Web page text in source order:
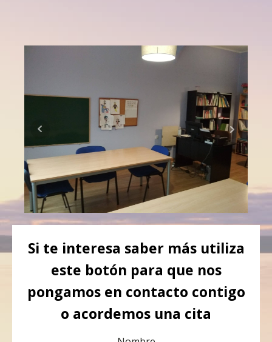
Si te interesa saber más utiliza
este botón para que nos
pongamos en contacto contigo
o acordemos una cita